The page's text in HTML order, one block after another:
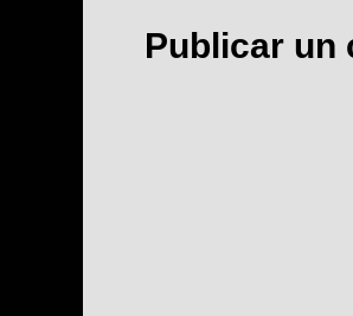
Publicar un